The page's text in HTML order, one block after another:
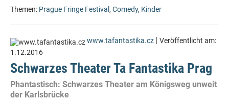
Themen: Prague Fringe Festival , Comedy, Kinder
www.tafantastika.cz | Veröffentlicht am:
1.12.2016
Schwarzes Theater Ta Fantastika Prag
Phantastisch: Schwarzes Theater am Königsweg unweit
der Karlsbrücke